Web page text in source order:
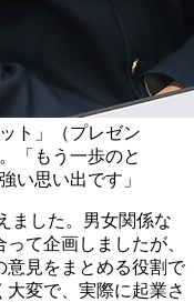
ト」（プレゼン
「もう一歩のと
い思い出です」
ました。男女関係な
て企画しましたが、
意見をまとめる役割で
変で、実際に起業さ